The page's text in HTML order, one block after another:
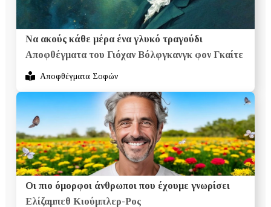
Να ακούς κάθε μέρα ένα γλυκό τραγούδι
Αποφθέγματα του Γιόχαν Βόλφγκανγκ φον Γκαίτε
Αποφθέγματα Σοφών
Οι πιο όμορφοι άνθρωποι που έχουμε γνωρίσει
Ελίζαμπεθ Κιούμπλερ-Ρος